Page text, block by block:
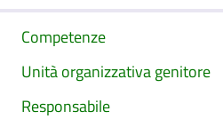
Competenze
Unità organizzativa genitore
Responsabile